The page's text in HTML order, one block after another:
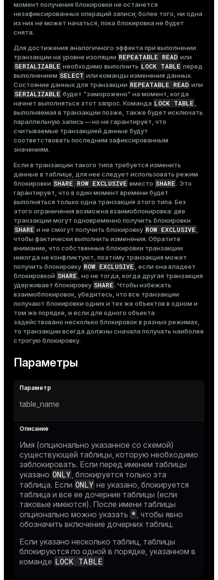
момент получения блокировки не останется
незафиксированных операций записи; более того, ни одна
из них не может начаться, пока блокировка не будет
снята.
Для достижения аналогичного эффекта при выполнении
транзакции на уровне изоляции REPEATABLE READ или
SERIALIZABLE необходимо выполнить LOCK TABLE перед
выполнением SELECT или команды изменения данных.
Состояние данных для транзакции REPEATABLE READ или
SERIALIZABLE будет "заморожено" на момент, когда
начнет выполняться этот запрос. Команда LOCK TABLE ,
выполняемая в транзакции позже, также будет исключать
параллельную запись — но не гарантирует, что
считываемые транзакцией данные будут
соответствовать последним зафиксированным
значениям.
Если в транзакции такого типа требуется изменить
данные в таблице, для нее следует использовать режим
блокировки SHARE ROW EXCLUSIVE вместо SHARE. Это
гарантирует, что в один момент времени будет
выполняться только одна транзакция этого типа. Без
этого ограничения возможна взаимоблокировка: две
транзакции могут одновременно получить блокировки
SHARE и не смогут получить блокировку ROW EXCLUSIVE ,
чтобы фактически выполнить изменения. Обратите
внимание, что собственные блокировки транзакции
никогда не конфликтуют, поэтому транзакция может
получить блокировку ROW EXCLUSIVE , если она владеет
блокировкой SHARE , но не тогда, когда другая транзакция
удерживает блокировку SHARE. Чтобы избежать
взаимоблокировок, убедитесь, что все транзакции
получают блокировки одних и тех же объектов в одном и
том же порядке, и если для одного объекта
задействовано несколько блокировок в разных режимах,
то транзакции всегда должны сначала получать наиболее
строгую блокировку.
Параметры
table_name
Имя (опционально указанное со схемой)
существующей таблицы, которую необходимо
заблокировать. Если перед именем таблицы
указано ONLY, блокируется только эта
таблица. Если ONLY не указано, блокируется
таблица и все ее дочерние таблицы (если
таковые имеются). После имени таблицы
опционально можно указать *, чтобы явно
обозначить включение дочерних таблиц.
Если указано несколько таблиц, таблицы
блокируются по одной в порядке, указанном в
команде LOCK TABLE